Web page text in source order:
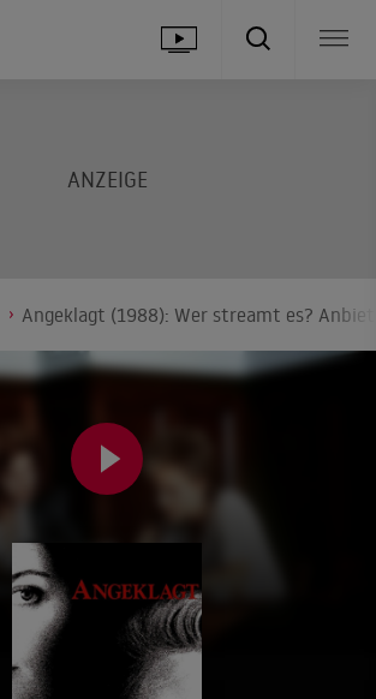
Angeklagt (1988): Wer streamt es?